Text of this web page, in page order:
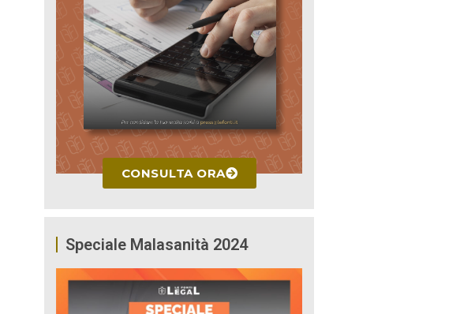
CONSULTA ORA
Speciale Malasanità 2024